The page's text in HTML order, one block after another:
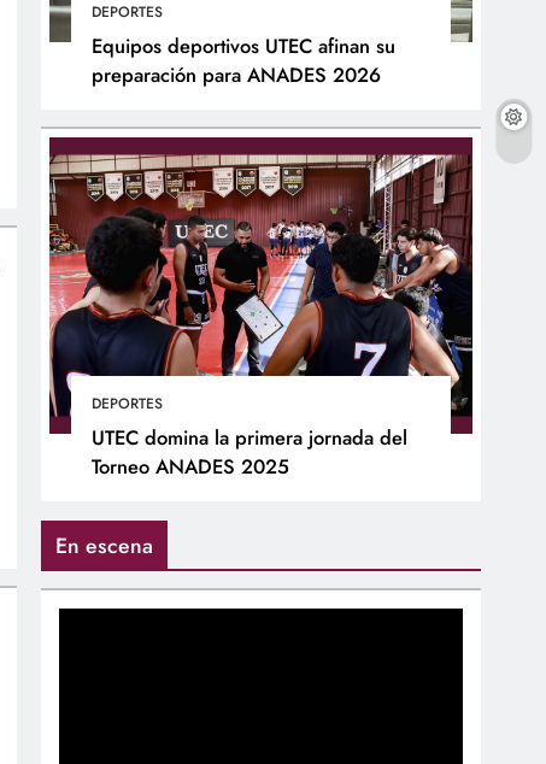
DEPORTES
Equipos deportivos UTEC afinan su
preparación para ANADES 2026
DEPORTES
UTEC domina la primera jornada del
Torneo ANADES 2025
En escena